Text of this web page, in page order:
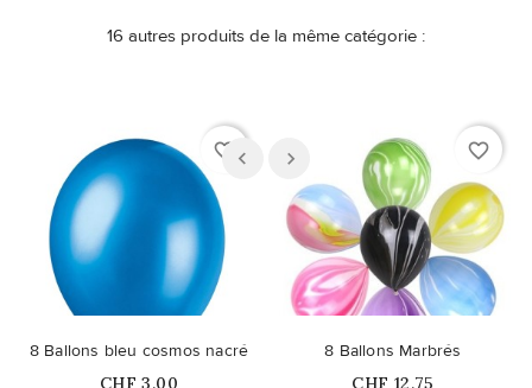
16 autres produits de la même catégorie :
favorite_border
8 Ballons bleu cosmos nacré
Prix
CHF 3,00
favorite_border
8 Ballons Marbrés
Prix
CHF 12,75